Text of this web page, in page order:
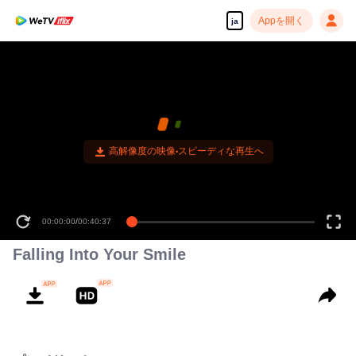
ja Appを開く
高解像度の映像•スピーディな再生へ
00:00:00/00:40:37
Falling Into Your Smile